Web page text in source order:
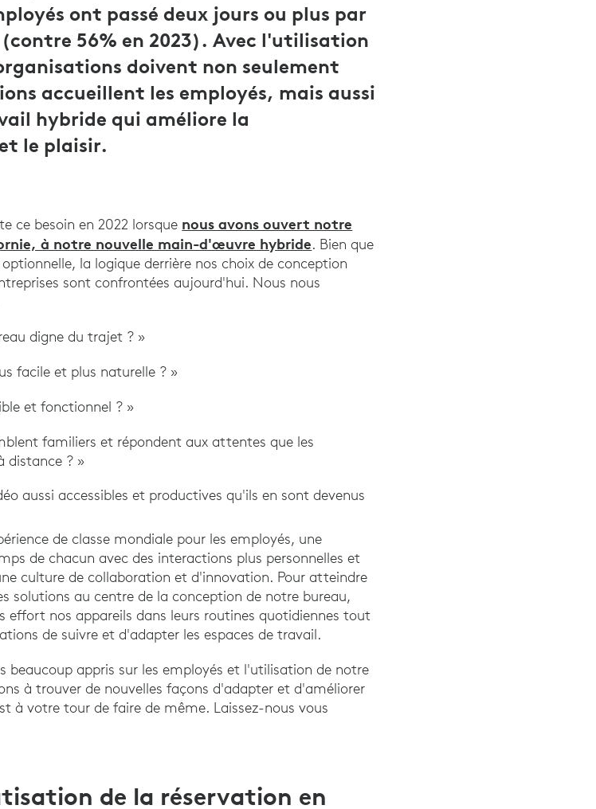
ont passé deux jours ou plus par
56% en 2023). Avec l'utilisation
doivent non seulement
accueillent les employés, mais aussi
hybride qui améliore la
le plaisir.
ce besoin en 2022 lorsque nous avons ouvert notre
à notre nouvelle main-d'œuvre hybride. Bien que
la logique derrière nos choix de conception
sont confrontées aujourd'hui. Nous nous
digne du trajet ? »
facile et plus naturelle ? »
et fonctionnel ? »
familiers et répondent aux attentes que les
distance ? »
aussi accessibles et productives qu'ils en sont devenus
de classe mondiale pour les employés, une
de chacun avec des interactions plus personnelles et
culture de collaboration et d'innovation. Pour atteindre
solutions au centre de la conception de notre bureau,
nos appareils dans leurs routines quotidiennes tout
de suivre et d'adapter les espaces de travail.
beaucoup appris sur les employés et l'utilisation de notre
à trouver de nouvelles façons d'adapter et d'améliorer
à votre tour de faire de même. Laissez-nous vous
de la réservation en